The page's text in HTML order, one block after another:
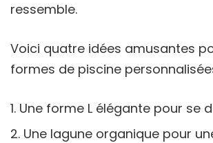
ressemble.
Voici quatre idées amusantes
formes de piscine
Une forme L élégante pour se
Une lagune organique pour